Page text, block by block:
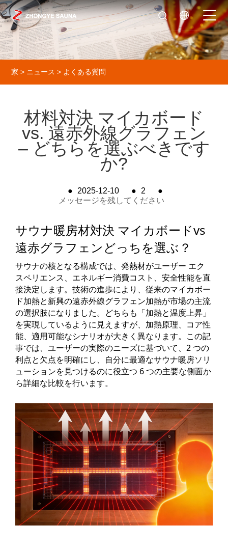
家 > ニュース > よくある質問
材料対決 マイカボード
vs. 遠赤外線グラフェン
– どちらを選ぶべきです
か?
● 2025-12-10 ● 2
●
メッセージを残してください
サウナ暖房材対決 マイカボードvs
遠赤グラフェンどっちを選ぶ？
サウナの核となる構成では、発熱材がユーザー エク
スペリエンス、エネルギー消費コスト、安​​全性能を直
接決定します。技術の進歩により、従来のマイカボー
ド加熱と新興の遠赤外線グラフェン加熱が市場の主流
の選択肢になりました。どちらも「加熱と温度上昇」
を実現しているように見えますが、加熱原理、コア性
能、適用可能なシナリオが大きく異なります。この記
事では、ユーザーの実際のニーズに基づいて、2 つの
利点と欠点を明確にし、自分に最適なサウナ暖房ソリ
ューションを見つけるのに役立つ 6 つの主要な側面か
ら詳細な比較を行います。